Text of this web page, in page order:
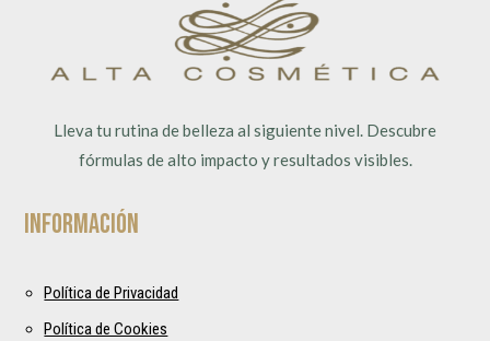
Lleva tu rutina de belleza al siguiente nivel. Descubre
fórmulas de alto impacto y resultados visibles.
Información
Política de Privacidad
Política de Cookies